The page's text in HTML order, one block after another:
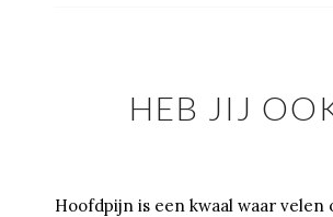
HEB JIJ
Hoofdpijn is een kwaal waar